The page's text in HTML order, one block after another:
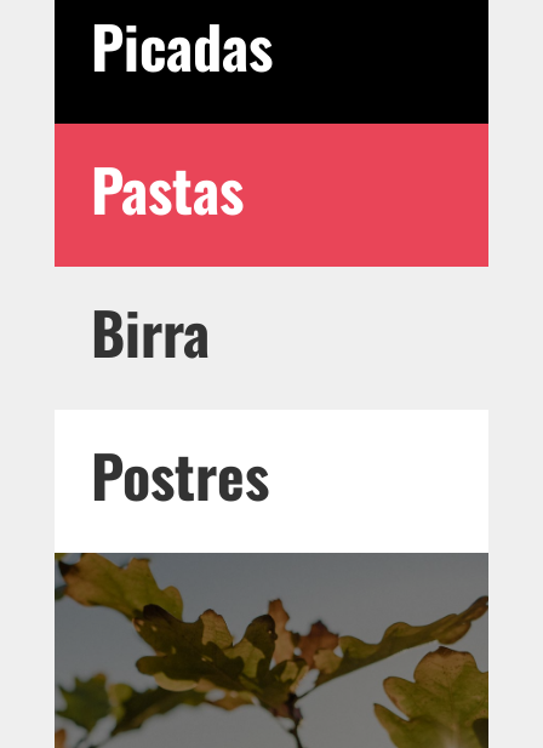
Picadas
Pastas
Birra
Postres